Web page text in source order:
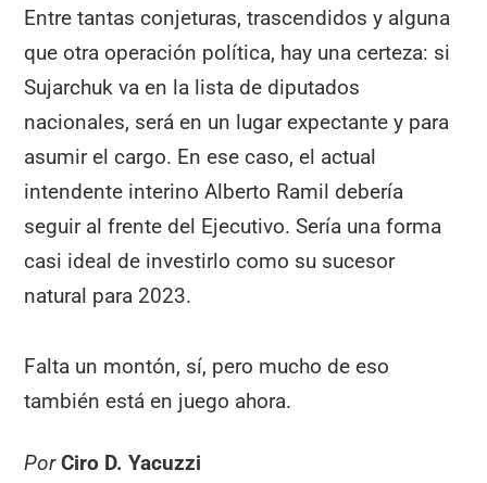
Entre tantas conjeturas, trascendidos y alguna
que otra operación política, hay una certeza: si
Sujarchuk va en la lista de diputados
nacionales, será en un lugar expectante y para
asumir el cargo. En ese caso, el actual
intendente interino Alberto Ramil debería
seguir al frente del Ejecutivo. Sería una forma
casi ideal de investirlo como su sucesor
natural para 2023.
Falta un montón, sí, pero mucho de eso
también está en juego ahora.
Por Ciro D. Yacuzzi